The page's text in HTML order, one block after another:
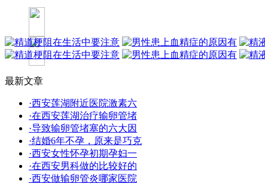
最新文章
·西安莲湖附近医院激素六
·在西安莲湖治疗输卵管堵
·导致输卵管堵塞的六大因
·结婚6年不孕，原来是巧克
·西安女性怀孕初期孕妇一
·在西安男科做的比较好的
·西安做输卵管炎哪家医院